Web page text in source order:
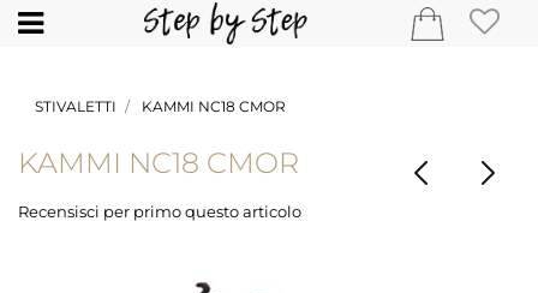
Open
STIVALETTI KAMMI NC18 CMOR
KAMMI NC18 CMOR
Recensisci per primo questo articolo